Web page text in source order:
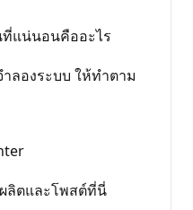
แน่นอนคืออะไร
ลองระบบ ให้ทําตาม
ลิตและโพสต์ที่นี่